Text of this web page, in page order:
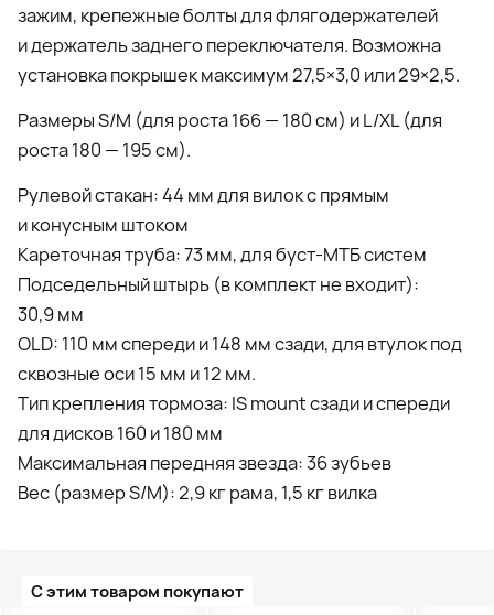
зажим, крепежные болты для флягодержателей
и держатель заднего переключателя. Возможна
установка покрышек максимум 27,5×3,0 или 29×2,5.
Размеры S/M (для роста 166 — 180 см) и L/XL (для
роста 180 — 195 см).
Рулевой стакан: 44 мм для вилок с прямым
и конусным штоком
Кареточная труба: 73 мм, для буст-МТБ систем
Подседельный штырь (в комплект не входит):
30,9 мм
OLD: 110 мм спереди и 148 мм сзади, для втулок под
сквозные оси 15 мм и 12 мм.
Тип крепления тормоза: IS mount сзади и спереди
для дисков 160 и 180 мм
Максимальная передняя звезда: 36 зубьев
Вес (размер S/М): 2,9 кг рама, 1,5 кг вилка
С этим товаром покупают